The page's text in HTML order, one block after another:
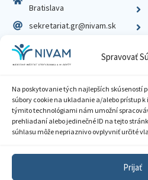
Spravovať
Na poskytovanie tých najlepších skúseností
súbory cookie na ukladanie a/alebo prístup
týmito technológiami nám umožní
prehliadaní alebo jedinečné ID na tejto
súhlasu môže nepriaznivo ovplyvniť určité
Prijať
Bratislava
sekretariat.gr@nivam.sk
IČO: 00164348
DIČ: 2020798714
Zásady ochrany
Sprístupnenie